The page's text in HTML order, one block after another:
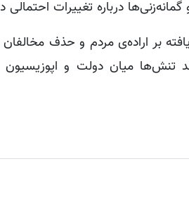
درباره تغییرات احتمالی
بر اراده‌ی مردم و حذف مخالفان
تنش‌ها میان دولت و